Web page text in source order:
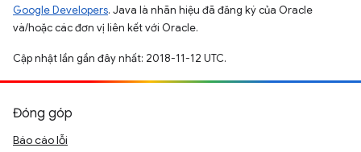
Google Developers. Java là nhãn hiệu đã đăng ký của Oracle
và/hoặc các đơn vị liên kết với Oracle.
Cập nhật lần gần đây nhất: 2018-11-12 UTC.
Đóng góp
Báo cáo lỗi